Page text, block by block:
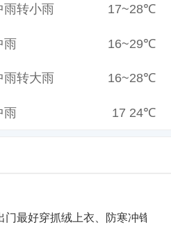
雨转小雨 17~28℃
雨 16~29℃
雨转大雨 16~28℃
雨 17 24℃
门最好穿抓绒上衣、防寒冲锋衣